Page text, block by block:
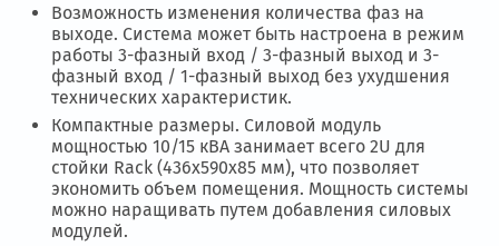
Возможность изменения количества фаз на
выходе. Система может быть настроена в режим
работы 3-фазный вход / 3-фазный выход и 3-
фазный вход / 1-фазный выход без ухудшения
технических характеристик.
Компактные размеры. Силовой модуль
мощностью 10/15 кВА занимает всего 2U для
стойки Rack (436x590x85 мм), что позволяет
экономить объем помещения. Мощность системы
можно наращивать путем добавления силовых
модулей.